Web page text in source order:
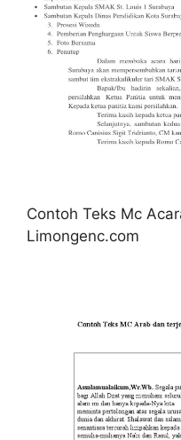
Contoh Teks Mc
Limongenc.com